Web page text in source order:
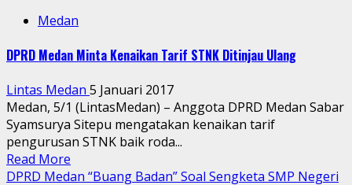
Medan
DPRD Medan Minta Kenaikan Tarif STNK Ditinjau Ulang
Lintas Medan 5 Januari 2017
Medan, 5/1 (LintasMedan) – Anggota DPRD Medan Sabar
Syamsurya Sitepu mengatakan kenaikan tarif
pengurusan STNK baik roda...
Read More
DPRD Medan “Buang Badan” Soal Sengketa SMP Negeri